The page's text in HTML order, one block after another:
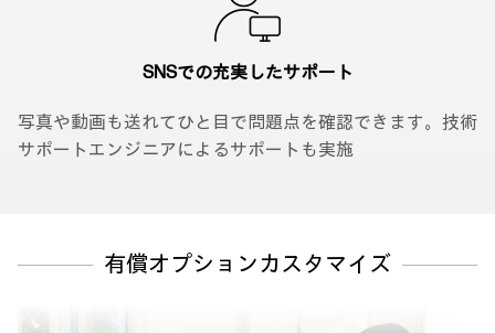
SNSでの充実したサポート
写真や動画も送れてひと目で問題点を確認できます。技術
サポートエンジニアによるサポートも実施
有償オプションカスタマイズ